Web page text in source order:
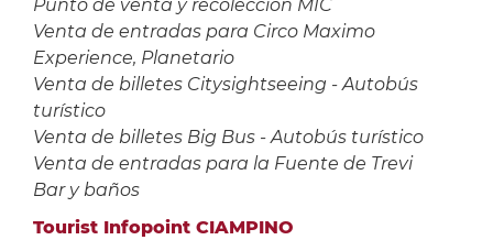
Punto de venta y recolección MIC
Venta de entradas para Circo Maximo
Experience, Planetario
Venta de billetes Citysightseeing - Autobús
turístico
Venta de billetes Big Bus - Autobús turístico
Venta de entradas para la Fuente de Trevi
Bar y baños
Tourist Infopoint CIAMPINO